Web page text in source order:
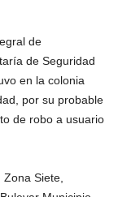
de
de Seguridad
en la colonia
por su probable
de robo a usuario
Zona Siete,